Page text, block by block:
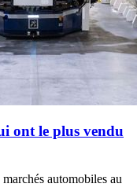
ont le plus vendu
automobiles au